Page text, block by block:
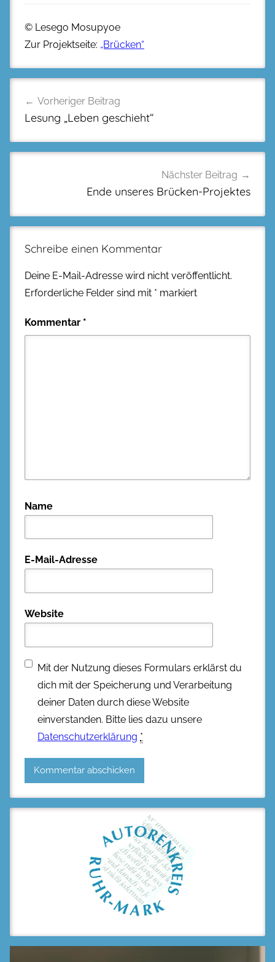
© Lesego Mosupyoe
Zur Projektseite: „Brücken“
Vorheriger Beitrag
Lesung „Leben geschieht“
Nächster Beitrag
Ende unseres Brücken-Projektes
Schreibe einen Kommentar
Deine E-Mail-Adresse wird nicht veröffentlicht.
Erforderliche Felder sind mit * markiert
Kommentar *
Name
E-Mail-Adresse
Website
Mit der Nutzung dieses Formulars erklärst du
dich mit der Speicherung und Verarbeitung
deiner Daten durch diese Website
einverstanden. Bitte lies dazu unsere
Datenschutzerklärung *